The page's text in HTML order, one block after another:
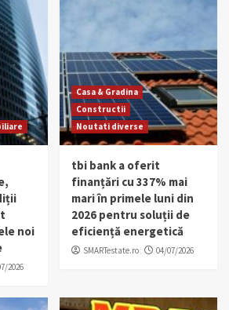
noi
2026
Casa & Gradina
Constructii
Noutati diverse
tbi bank a oferit
finanțări cu 337% mai
mari în primele luni din
2026 pentru soluții de
eficiență energetică
SMARTestate.ro 04/07/2026